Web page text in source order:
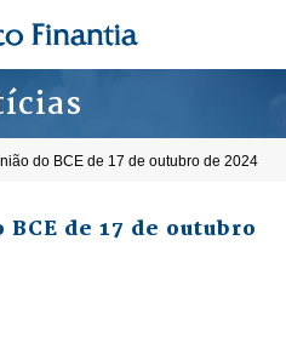
do BCE de 17 de outubro de 2024
de 17 de outubro